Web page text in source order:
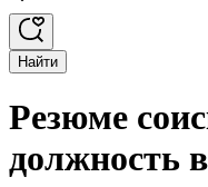
Найти
Резюме
должность